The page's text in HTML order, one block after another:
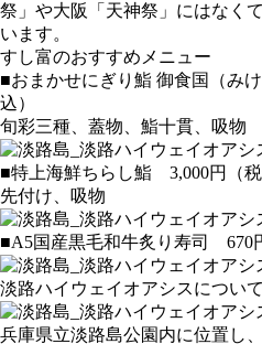
祭」や大阪「天神祭」にはなく
います。
すし富のおすすめメニュー
■おまかせにぎり鮨 御食国（み
込）
旬彩三種、蓋物、鮨十貫、吸物
■特上海鮮ちらし鮨 3,000円（税
先付け、吸物
■A5国産黒毛和牛炙り寿司 670
淡路ハイウェイオアシスについて
兵庫県立淡路島公園内に位置し